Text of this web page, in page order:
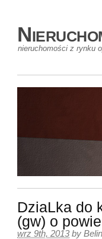
nieruchomości z rynku
DziaLka do
(gw) o
wrz 9th, 2013 by